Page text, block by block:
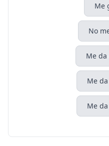
Me
No
Me
Me
Me